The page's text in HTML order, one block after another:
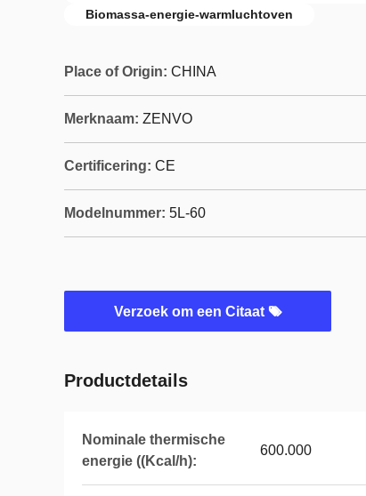
Biomassa-energie-warmluchtoven
Place of Origin: CHINA
Merknaam: ZENVO
Certificering: CE
Modelnummer: 5L-60
Verzoek om een Citaat
Productdetails
Nominale thermische
energie ((Kcal/h):
600.000